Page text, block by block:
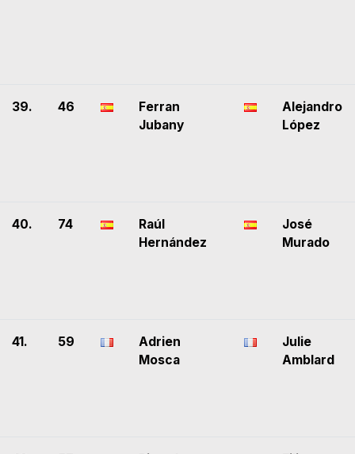
39. 46
Ferran
Jubany
Alejandro
López
40. 74
Raúl
Hernández
José
Murado
41. 59
Adrien
Mosca
Julie
Amblard